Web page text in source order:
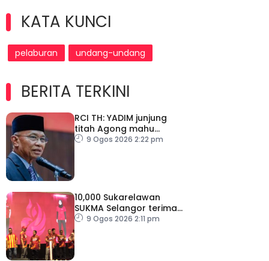
KATA KUNCI
pelaburan undang-undang
BERITA TERKINI
RCI TH: YADIM junjung
titah Agong mahu
siasatan tanpa
9 Ogos 2026 2:22 pm
10,000 Sukarelawan
SUKMA Selangor terima
elaun RM100 sehari
9 Ogos 2026 2:11 pm